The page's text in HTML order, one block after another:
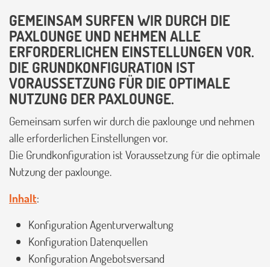
GEMEINSAM SURFEN WIR DURCH DIE
PAXLOUNGE UND NEHMEN ALLE
ERFORDERLICHEN EINSTELLUNGEN VOR.
DIE GRUNDKONFIGURATION IST
VORAUSSETZUNG FÜR DIE OPTIMALE
NUTZUNG DER PAXLOUNGE.
Gemeinsam surfen wir durch die paxlounge und nehmen
alle erforderlichen Einstellungen vor.
Die Grundkonfiguration ist Voraussetzung für die optimale
Nutzung der paxlounge.
Inhalt:
Konfiguration Agenturverwaltung
Konfiguration Datenquellen
Konfiguration Angebotsversand